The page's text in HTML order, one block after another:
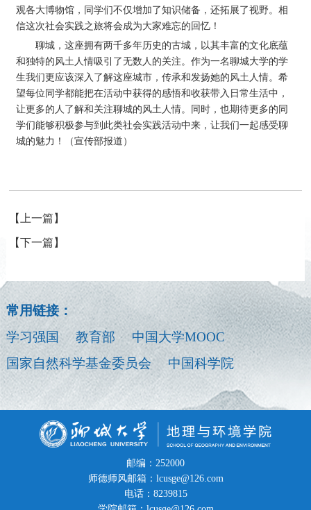
观各大博物馆，同学们不仅增加了知识储备，还拓展了视野。相
信这次社会实践之旅将会成为大家难忘的回忆！
聊城，这座拥有两千多年历史的古城，以其丰富的文化底蕴
和独特的风土人情吸引了无数人的关注。作为一名聊城大学的学
生我们更应该深入了解这座城市，传承和发扬她的风土人情。希
望每位同学都能把在活动中获得的感悟和收获带入日常生活中，
让更多的人了解和关注聊城的风土人情。同时，也期待更多的同
学们能够积极参与到此类社会实践活动中来，让我们一起感受聊
城的魅力！（宣传部报道）
【上一篇】
【下一篇】
常用链接：
学习强国
教育部
中国大学MOOC
国家自然科学基金委员会
中国科学院
邮编：252000
师德师风邮箱：lcusge@126.com
电话：8239815